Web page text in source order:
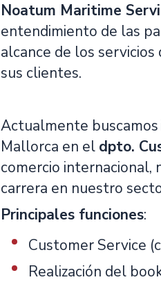
Noatum Maritime
entendimiento de las
alcance de los
sus clientes.
Actualmente
Mallorca en el dpto.
comercio internacional,
carrera en nuestro
Principales funciones:
Customer Service
Realización del